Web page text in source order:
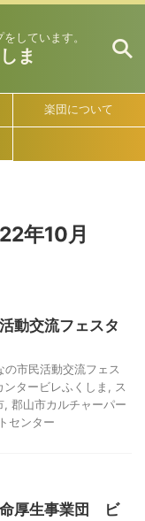
しています。
ま
楽団について
年10月
動交流フェスタ
の市民活動交流フェス
ンタービレふくしま
ス
郡山市カルチャーパー
センター
厚生事業団 ビ